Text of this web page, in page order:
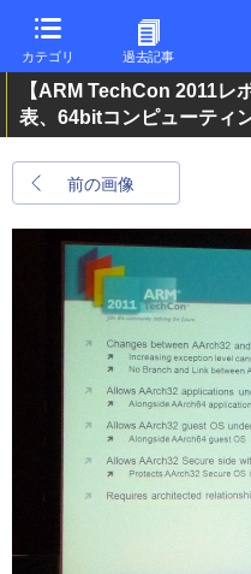
カテゴリ 過去記事
【ARM TechCon 2011レ
表、64bitコンピューティ
前の画像